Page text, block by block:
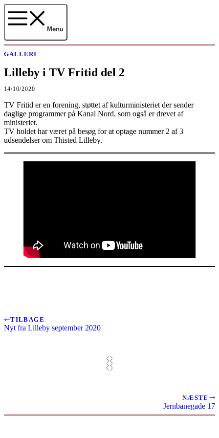
Hop
til
indhold
Menu
GALLERI
Lilleby i TV Fritid del 2
14/10/2020
TV Fritid er en forening, støttet af kulturministeriet der sender
daglige programmer på Kanal Nord, som også er drevet af
ministeriet.
TV holdet har været på besøg for at optage nummer 2 af 3
udsendelser om Thisted Lilleby.
TILBAGE
Nyt fra Lilleby september 2020
NÆSTE
Jernbanegade 17